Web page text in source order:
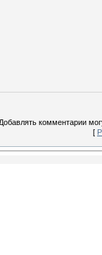
Добавлять комментарии
[